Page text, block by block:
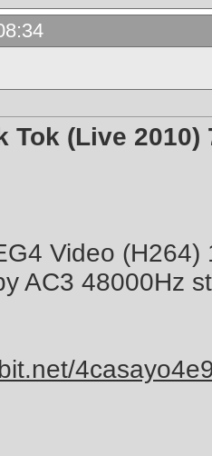
Tok (Live 2010)
Video
AC3 48000Hz